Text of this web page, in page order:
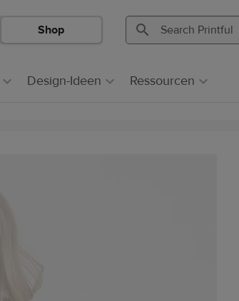
Shop
Design-Ideen Ressourcen